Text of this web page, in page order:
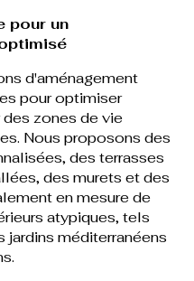
pour un
d'aménagement
pour optimiser
zones de vie
Nous proposons des
des terrasses
des murets et des
en mesure de
atypiques, tels
jardins méditerranéens